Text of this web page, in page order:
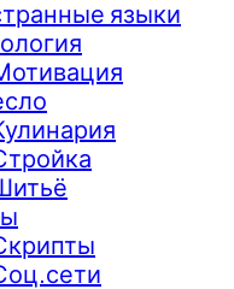
языки